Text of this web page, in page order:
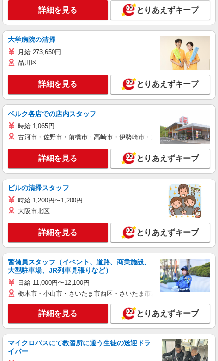
詳細を見る とりあえずキープ
大学病院の清掃
月給 273,650円
品川区
詳細を見る とりあえずキープ
ベルク各店での店内スタッフ
時給 1,065円
古河市・佐野市・前橋市・高崎市・伊勢崎市・太田市・館林市・藤
詳細を見る とりあえずキープ
ビルの清掃スタッフ
時給 1,200円〜1,200円
大阪市北区
詳細を見る とりあえずキープ
警備員スタッフ（イベント、道路、商業施設、
大型駐車場、JR列車見張りなど）
日給 11,000円〜12,100円
栃木市・小山市・さいたま市西区・さいたま市岩槻区・久喜市・蓮田
詳細を見る とりあえずキープ
マイクロバスにて教習所に通う生徒の送迎ドラ
イバー